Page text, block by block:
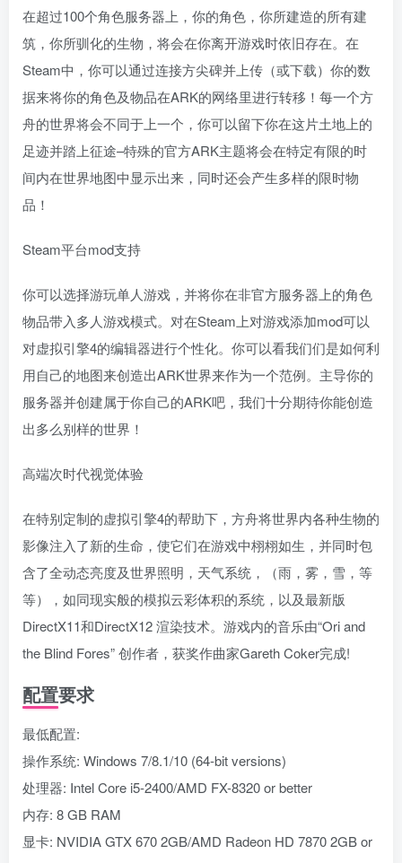
在超过100个角色服务器上，你的角色，你所建造的所有建
筑，你所驯化的生物，将会在你离开游戏时依旧存在。在
Steam中，你可以通过连接方尖碑并上传（或下载）你的数
据来将你的角色及物品在ARK的网络里进行转移！每一个方
舟的世界将会不同于上一个，你可以留下你在这片土地上的
足迹并踏上征途–特殊的官方ARK主题将会在特定有限的时
间内在世界地图中显示出来，同时还会产生多样的限时物
品！
Steam平台mod支持
你可以选择游玩单人游戏，并将你在非官方服务器上的角色
物品带入多人游戏模式。对在Steam上对游戏添加mod可以
对虚拟引擎4的编辑器进行个性化。你可以看我们们是如何利
用自己的地图来创造出ARK世界来作为一个范例。主导你的
服务器并创建属于你自己的ARK吧，我们十分期待你能创造
出多么别样的世界！
高端次时代视觉体验
在特别定制的虚拟引擎4的帮助下，方舟将世界内各种生物的
影像注入了新的生命，使它们在游戏中栩栩如生，并同时包
含了全动态亮度及世界照明，天气系统，（雨，雾，雪，等
等），如同现实般的模拟云彩体积的系统，以及最新版
DirectX11和DirectX12 渲染技术。游戏内的音乐由“Ori and
the Blind Fores” 创作者，获奖作曲家Gareth Coker完成!
配置要求
最低配置:
操作系统: Windows 7/8.1/10 (64-bit versions)
处理器: Intel Core i5-2400/AMD FX-8320 or better
内存: 8 GB RAM
显卡: NVIDIA GTX 670 2GB/AMD Radeon HD 7870 2GB or